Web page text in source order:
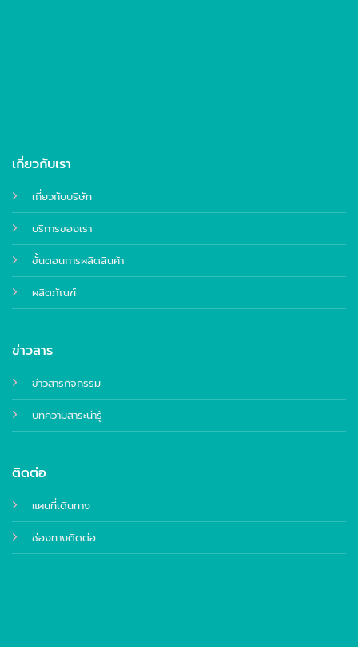
เกี่ยวกับเรา
เกี่ยวกับบริษัท
บริการของเรา
ขั้นตอนการผลิตสินค้า
ผลิตภัณฑ์
ข่าวสาร
ข่าวสารกิจกรรม
บทความสาระน่ารู้
ติดต่อ
แผนที่เดินทาง
ช่องทางติดต่อ